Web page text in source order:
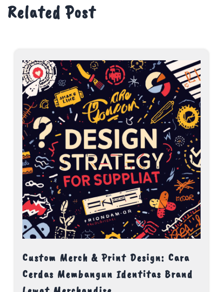
Related Post
Custom Merch & Print Design: Cara
Cerdas Membangun Identitas Brand